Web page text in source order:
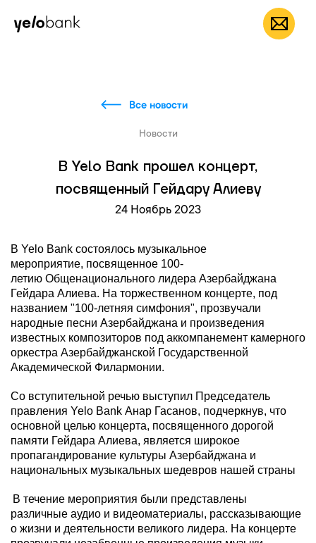
Частным лицам RU
Все новости
Новости
В Yelo Bank прошел концерт,
посвященный Гейдару Алиеву
24 Ноябрь 2023
В Yelo Bank состоялось музыкальное
мероприятие, посвященное 100-
летию Общенационального лидера Азербайджана
Гейдара Алиева. На торжественном концерте, под
названием "100-летняя симфония", прозвучали
народные песни Азербайджана и произведения
известных композиторов под аккомпанемент камерного
оркестра Азербайджанской Государственной
Академической Филармонии.
Со вступительной речью выступил П редседатель
правления Yelo Bank Анар Гасанов, подчеркнув, что
основной целью концерта, посвященного дорогой
памяти Гейдара Алиева, является широкое
пропагандирование культуры Азербайджана и
национальных музыкальных шедевров нашей страны
В течение мероприятия были представлены
различные аудио и видеоматериалы, рассказывающие
о жизни и деятельности великого лидера. На концерте